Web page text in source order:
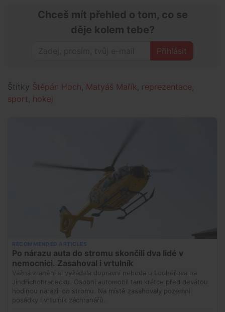
Chceš mít přehled o tom, co se
děje kolem tebe?
Přihlásit
Štítky Štěpán Hoch Matyáš Mařík reprezentace
sport hokej